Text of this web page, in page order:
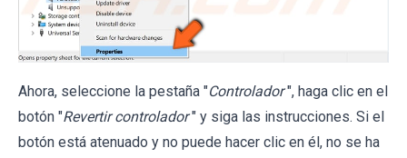
Ahora, seleccione la pestaña "Controlador ", haga clic en el
botón "Revertir controlador " y siga las instrucciones. Si el
botón está atenuado y no puede hacer clic en él, no se ha